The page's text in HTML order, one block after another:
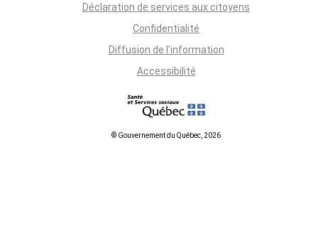
Déclaration de services aux citoyens
Confidentialité
Diffusion de l'information
Accessibilité
© Gouvernement du Québec, 2026